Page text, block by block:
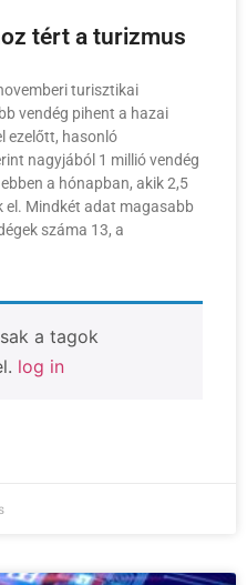
tért a turizmus
turisztikai
vendég pihent a hazai
ezelőtt, hasonló
nagyjából 1 millió vendég
a hónapban, akik 2,5
Mindkét adat magasabb
száma 13, a
a tagok
log in